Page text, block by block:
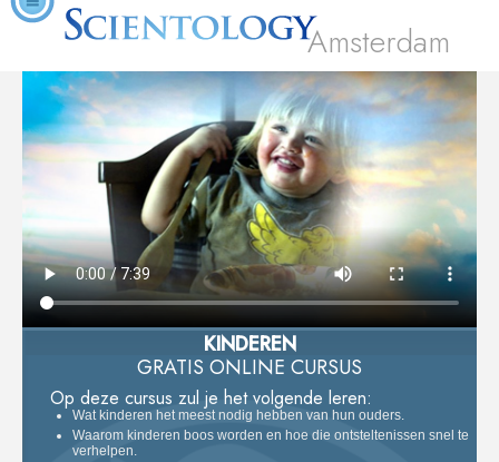
Amsterdam
KINDEREN
GRATIS ONLINE CURSUS
Op deze cursus zul je het volgende leren:
Wat kinderen het meest nodig hebben van hun ouders.
Waarom kinderen boos worden en hoe die ontsteltenissen snel te
verhelpen.